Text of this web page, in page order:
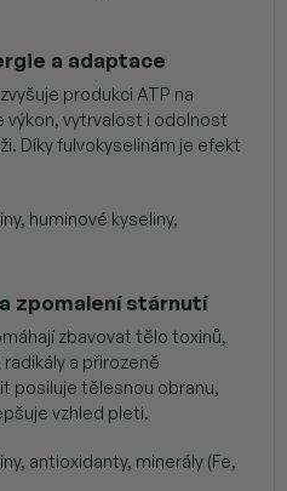
a adaptace
produkci ATP na
výkon, vytrvalost i odolnost
Díky fulvokyselinám je efekt
huminové kyseliny,
zpomalení stárnutí
zbavovat tělo toxinů,
a přirozeně
posiluje tělesnou obranu,
vzhled pleti.
antioxidanty, minerály (Fe,